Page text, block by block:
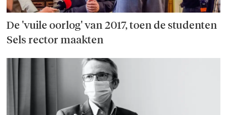
De 'vuile oorlog' van 2017, toen de studenten
Sels rector maakten